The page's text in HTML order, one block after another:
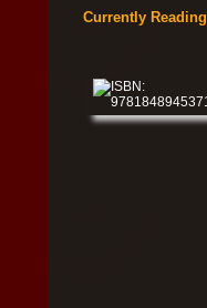
Currently Reading